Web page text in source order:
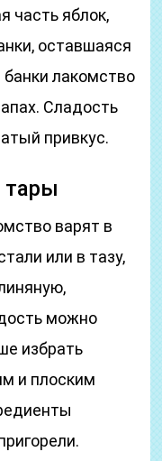
часть яблок,
оставшаяся
лакомство
Сладость
привкус.
тары
варят в
или в тазу,
можно
избрать
и плоским